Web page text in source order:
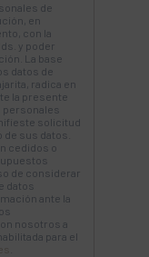
de
en
con la
y poder
La base
datos de
radica en
la presente
personales
solicitud
sus datos.
cedidos o
de considerar
datos
ante la
nosotros a
para el